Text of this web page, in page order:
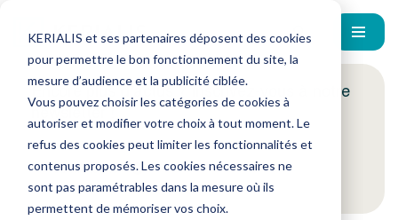
KERIALIS et ses partenaires déposent des cookies
pour permettre le bon fonctionnement du site, la
mesure d’audience et la publicité ciblée.
Vous pouvez choisir les catégories de cookies à
autoriser et modifier votre choix à tout moment. Le
refus des cookies peut limiter les fonctionnalités et
contenus proposés. Les cookies nécessaires ne
sont pas paramétrables dans la mesure où ils
permettent de mémoriser vos choix.
Encore plus d'actus ? Inscrivez-vous à notre
newsletter !
Je m'inscris